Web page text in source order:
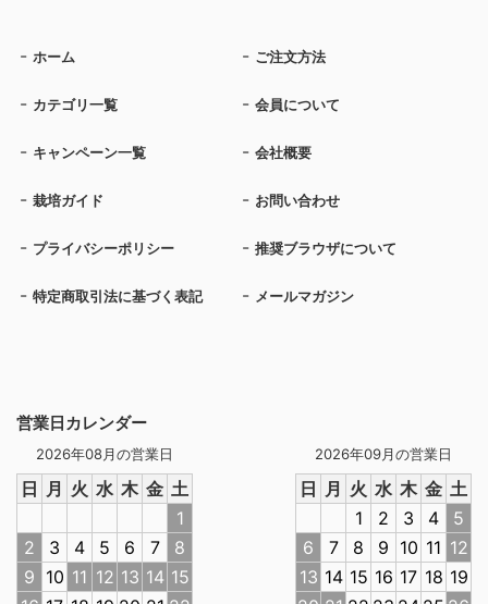
営業日カレンダー
2026年08月の営業日
日 月 火 水 木 金 土
1
2
3 4 5 6 7
8
9 10 11 12 13 14 15
2026年09月の営業日
日 月 火 水 木 金 土
1
2 3 4
5
6
7 8 9 10 11 12
13 14 15 16 17 18 19
ホーム ご注文方法
カテゴリ一覧 会員について
キャンペーン一覧 会社概要
栽培ガイド お問い合わせ
プライバシーポリシー 推奨ブラウザについて
特定商取引法に基づく表記 メールマガジン